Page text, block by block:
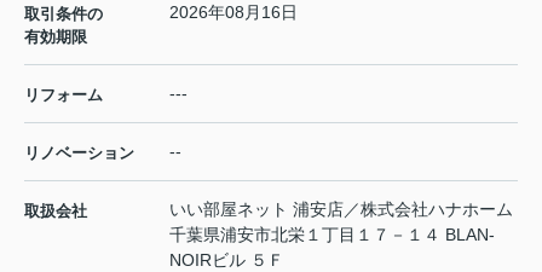
取引条件の
有効期限
2026年08月16日
リフォーム ---
リノベーション --
取扱会社
いい部屋ネット 浦安店／株式会社ハナホーム
千葉県浦安市北栄１丁目１７－１４ BLAN-
NOIRビル ５Ｆ